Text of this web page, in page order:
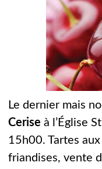
Le dernier mais
Cerise à l’Église
15h00. Tartes
friandises, vente